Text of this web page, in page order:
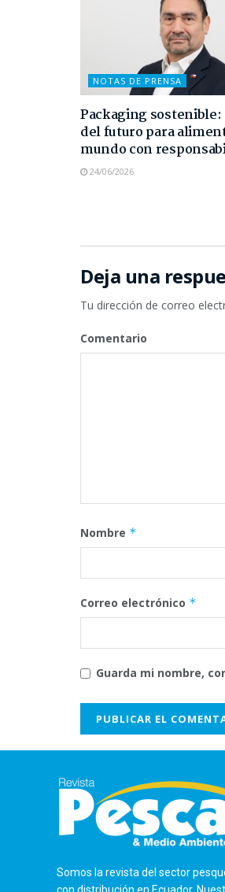
NOTAS DE PRENSA
Packaging sostenible:
del futuro para
mundo con
24/06/2026
Deja una
Tu dirección de correo
Comentario
Nombre *
Correo electrónico *
Guarda mi nombre,
Somos la revista del sector